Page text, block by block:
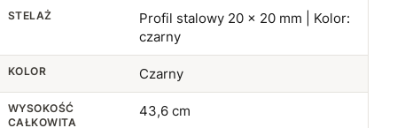
STELAŻ
Profil stalowy 20 x 20 mm | Kolor:
czarny
KOLOR Czarny
WYSOKOŚĆ
CAŁKOWITA
43,6 cm